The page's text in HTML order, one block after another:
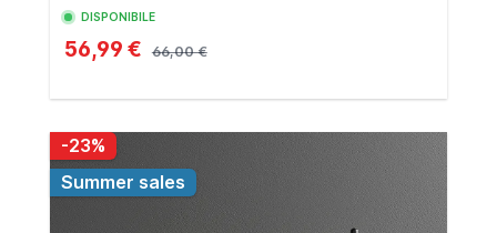
DISPONIBILE
56,99 € 66,00 €
-23%
Summer sales